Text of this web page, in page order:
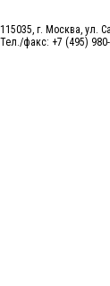
115035, г. Москва, ул.
Тел./факс: +7 (495)